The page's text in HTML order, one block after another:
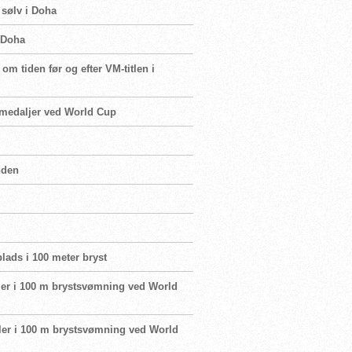
sølv i Doha
om tiden før og efter VM-titlen i
ved World Cup
i 100 meter bryst
i 100 m brystsvømning ved World
i 100 m brystsvømning ved World